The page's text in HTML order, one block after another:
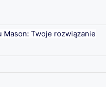
Mason: Twoje rozwiązanie